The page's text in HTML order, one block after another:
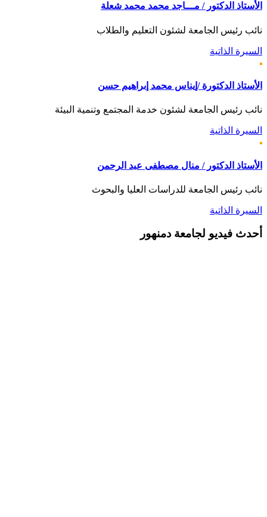
الأستاذ الدكتور / مـــاجد محمد محمد شعلة
نائب رئيس الجامعة لشئون التعليم والطلاب
السيرة الذاتية
الأستاذ الدكتورة /إيناس محمد إبراهيم حسن
نائب رئيس الجامعة لشئون خدمة المجتمع وتنمية البيئة
السيرة الذاتية
الأستاذ الدكتور / منال مصطفى عبد الرحمن
نائب رئيس الجامعة للدراسات العليا والبحوث
السيرة الذاتية
أحدث فيديو لجامعة دمنهور